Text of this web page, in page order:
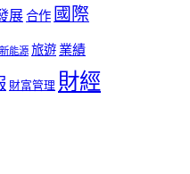
展合作國際
新能源旅遊業績
財富管理 財經